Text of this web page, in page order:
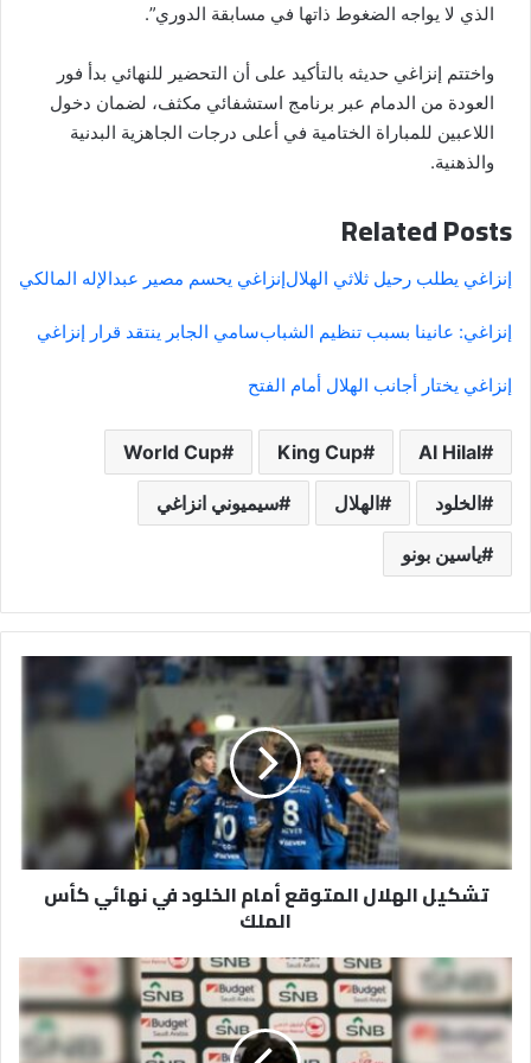
الذي لا يواجه الضغوط ذاتها في مسابقة الدوري”.
واختتم إنزاغي حديثه بالتأكيد على أن التحضير للنهائي بدأ فور
العودة من الدمام عبر برنامج استشفائي مكثف، لضمان دخول
اللاعبين للمباراة الختامية في أعلى درجات الجاهزية البدنية
والذهنية.
Related Posts
إنزاغي يطلب رحيل ثلاثي الهلالإنزاغي يحسم مصير عبدالإله المالكي
إنزاغي: عانينا بسبب تنظيم الشبابسامي الجابر ينتقد قرار إنزاغي
إنزاغي يختار أجانب الهلال أمام الفتح
Al Hilal
King Cup
World Cup
الخلود الهلال سيميوني انزاغي
ياسين بونو
المتوقع
في
كأس
الملك
تشكيل الهلال المتوقع أمام الخلود في نهائي كأس
الملك
ياسين
بونو
قبل
نهائي